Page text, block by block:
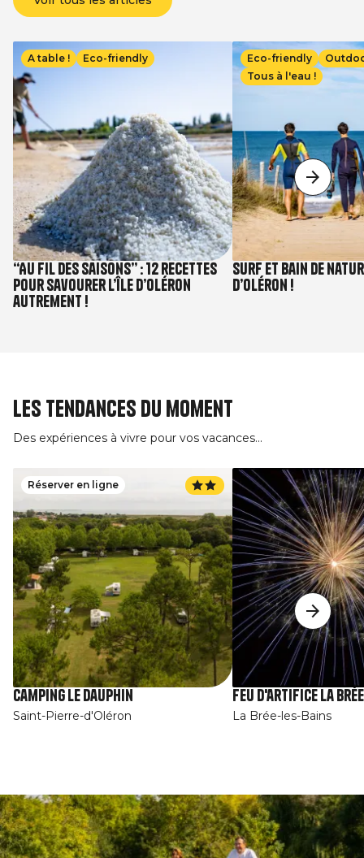
A table ! Eco-friendly
Image
“Au fil des saisons” : 12 recettes
pour savourer l’île d’Oléron
autrement !
Eco-friendly
Tous à l'eau !
Image
Surf et bain de
d’Oléron !
Les tendances du moment
Des expériences à vivre pour vos vacances...
Réserver en ligne
Camping Le Dauphin
Saint-Pierre-d'Oléron
Feu d'artifice La
La Brée-les-Bains
Image